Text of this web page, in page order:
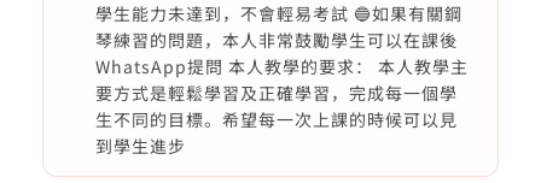
學生能力未達到，不會輕易考試 🔵如果有關鋼
琴練習的問題，本人非常鼓勵學生可以在課後
WhatsApp提問 本人教學的要求： 本人教學主
要方式是輕鬆學習及正確學習，完成每一個學
生不同的目標。希望每一次上課的時候可以見
到學生進步